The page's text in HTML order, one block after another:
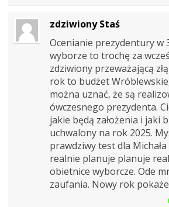
zdziwiony Staś
Ocenianie prezydentury w
wyborze to trochę za
zdziwiony przeważającą
rok to budżet
można uznać, że są
ówczesnego prezydenta.
jakie będą założenia i jaki
uchwalony na rok 2025.
prawdziwy test dla
realnie planuje planuje
obietnice wyborcze. Ode
zaufania. Nowy rok